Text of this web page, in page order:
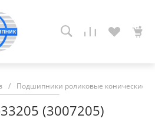
/ Подшипники роликовые конические
(3007205)